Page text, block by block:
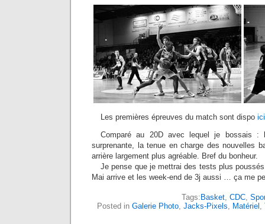
Les premières épreuves du match sont dispo ici
Comparé au 20D avec lequel je bossais :
surprenante, la tenue en charge des nouvelles
arrière largement plus agréable. Bref du bonheur.
Je pense que je mettrai des tests plus
Mai arrive et les week-end de 3j aussi … ça me
Tags: Basket, CDC,
Posted in Galerie Photo, Jacks-Pixels, Matériel ,